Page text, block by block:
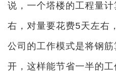
说，一个塔楼的工程量
右，对量要花费5天左右
公司的工作模式是将钢
开，这样能节省一半的